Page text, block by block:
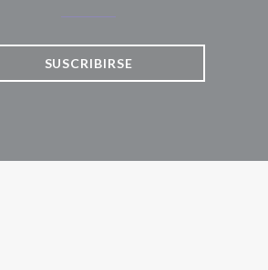
SUSCRIBIRSE